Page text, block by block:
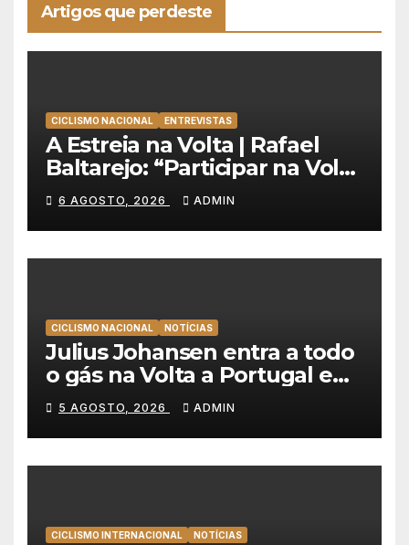
Artigos que perdeste
CICLISMO NACIONAL ENTREVISTAS
A Estreia na Volta | Rafael
Baltarejo: “Participar na Volta
a Portugal é o sonho de
qualquer ciclista”
6 AGOSTO, 2026 ADMIN
CICLISMO NACIONAL NOTÍCIAS
Julius Johansen entra a todo
o gás na Volta a Portugal e
lidera dobradinha da UAE
Team Emirates em Lisboa
5 AGOSTO, 2026 ADMIN
CICLISMO INTERNACIONAL NOTÍCIAS